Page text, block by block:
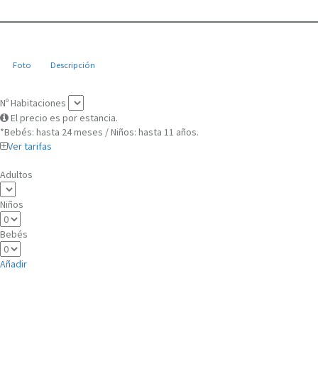
Foto Descripción
Nº Habitaciones
El precio es por estancia.
*Bebés: hasta 24 meses / Niños: hasta 11 años.
Ver tarifas
Adultos
Niños
Bebés
Añadir